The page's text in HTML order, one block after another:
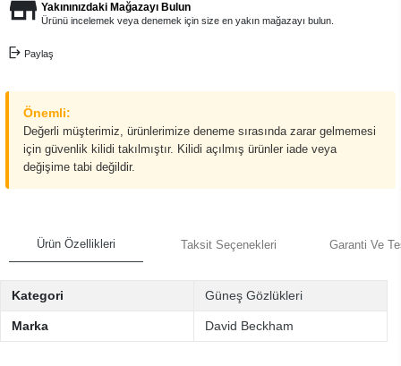
Yakınınızdaki Mağazayı Bulun
Ürünü incelemek veya denemek için size en yakın mağazayı bulun.
Paylaş
Önemli:
Değerli müşterimiz, ürünlerimize deneme sırasında zarar gelmemesi
için güvenlik kilidi takılmıştır. Kilidi açılmış ürünler iade veya
değişime tabi değildir.
Ürün Özellikleri Taksit Seçenekleri Garanti Ve
Kategori Güneş Gözlükleri
Marka David Beckham